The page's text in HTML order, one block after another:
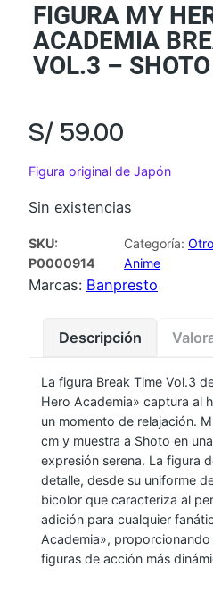
FIGURA MY
ACADEMIA
VOL.3 –
S/ 59.00
Figura original de Japón
Sin existencias
SKU:
P0000914
Categoría:
Anime
Marcas: Banpresto
Descripción
La figura Break Time Vol.3
Hero Academia» captura al
un momento de relajación.
cm y muestra a Shoto en
expresión serena. La figura
detalle, desde su uniforme
bicolor que caracteriza al
adición para cualquier
Academia»,
figuras de acción más